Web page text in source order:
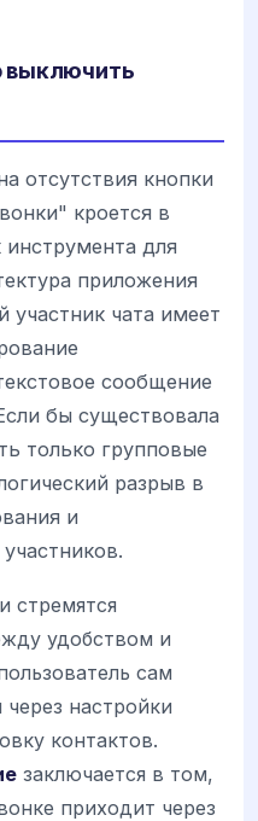
выключить
отсутствия кнопки
кроется в
для
приложения
участник чата имеет
сообщение
бы существовала
только групповые
разрыв в
и
стремятся
удобством и
сам
настройки
контактов.
заключается в том,
приходит через